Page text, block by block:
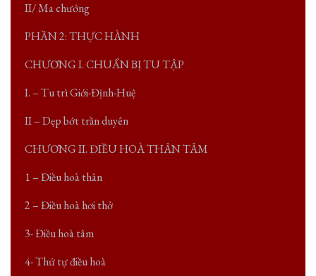
II/ Ma chướng
PHẦN 2: THỰC HÀNH
CHƯƠNG I. CHUẨN BỊ TU TẬP
I. – Tu trì Giới-Định-Huệ
II – Dẹp bớt trần duyên
CHƯƠNG II. ĐIỀU HOÀ THÂN TÂM
1 – Điều hoà thân
2 – Điều hoà hơi thở
3- Điều hoà tâm
4- Thứ tự điều hoà